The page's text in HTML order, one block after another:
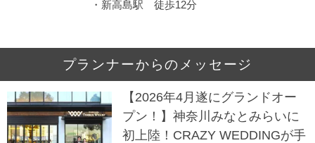
・新高島駅 徒歩12分
プランナーからのメッセージ
【2026年4月遂にグランドオー
プン！】神奈川みなとみらいに
初上陸！CRAZY WEDDINGが手